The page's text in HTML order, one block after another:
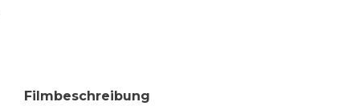
Filmbeschreibung